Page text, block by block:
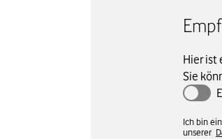
Hier ist
Sie
Ich bin
unserer